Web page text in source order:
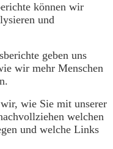
können wir
und
geben uns
wir mehr Menschen
wie Sie mit unserer
welchen
und welche Links